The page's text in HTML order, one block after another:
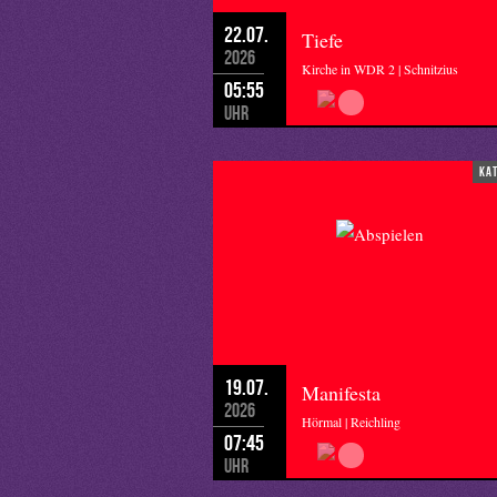
22.07.
2026
05:55
Uhr
Tiefe
Kirche in WDR 2 | Schnitzius
19.07.
2026
07:45
Uhr
Manifesta
Hörmal | Reichling